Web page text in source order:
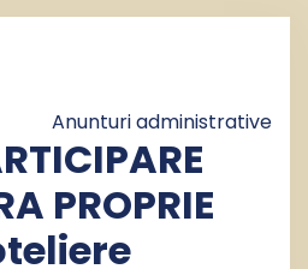
Anunturi administrative
PROPRIE